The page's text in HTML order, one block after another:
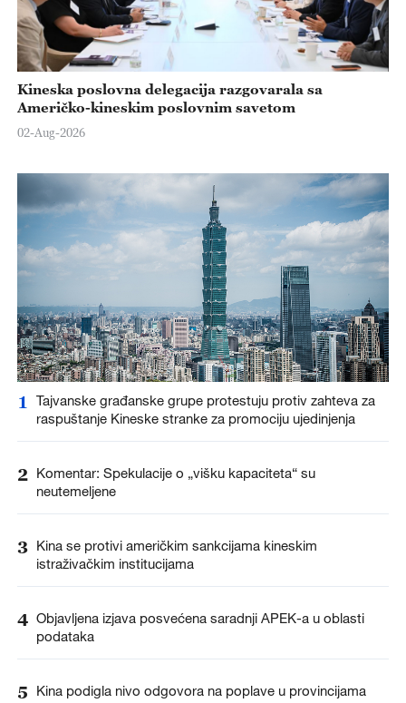
Kineska poslovna delegacija razgovarala sa
Američko-kineskim poslovnim savetom
02-Aug-2026
1
Tajvanske građanske grupe protestuju protiv zahteva za
raspuštanje Kineske stranke za promociju ujedinjenja
2 Komentar: Spekulacije o „višku kapaciteta“ su
neutemeljene
3 Kina se protivi američkim sankcijama kineskim
istraživačkim institucijama
4 Objavljena izjava posvećena saradnji APEK-a u oblasti
podataka
5
Kina podigla nivo odgovora na poplave u provincijama